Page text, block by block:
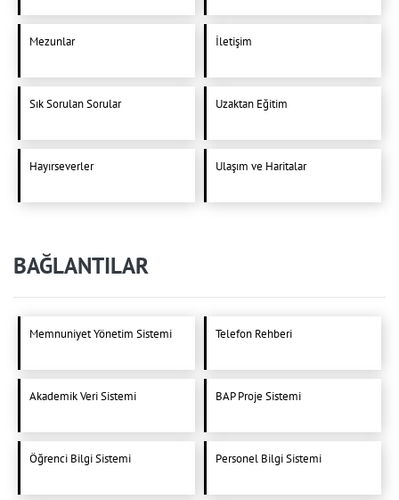
Mezunlar İletişim
Sık Sorulan Sorular Uzaktan Eğitim
Hayırseverler Ulaşım ve Haritalar
BAĞLANTILAR
Memnuniyet Yönetim Sistemi Telefon Rehberi
Akademik Veri Sistemi BAP Proje Sistemi
Öğrenci Bilgi Sistemi Personel Bilgi Sistemi